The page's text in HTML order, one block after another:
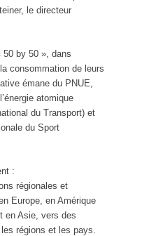
le directeur
50 by 50 », dans
consommation de leurs
émane du PNUE,
atomique
du Transport) et
du Sport
:
régionales et
Europe, en Amérique
en Asie, vers des
régions et les pays.